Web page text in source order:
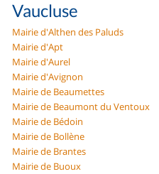
Vaucluse
Mairie d'Althen des Paluds
Mairie d'Apt
Mairie d'Aurel
Mairie d'Avignon
Mairie de Beaumettes
Mairie de Beaumont du Ventoux
Mairie de Bédoin
Mairie de Bollène
Mairie de Brantes
Mairie de Buoux